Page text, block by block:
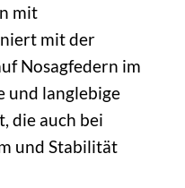
mit
mit der
Nosagfedern im
und langlebige
die auch bei
und Stabilität